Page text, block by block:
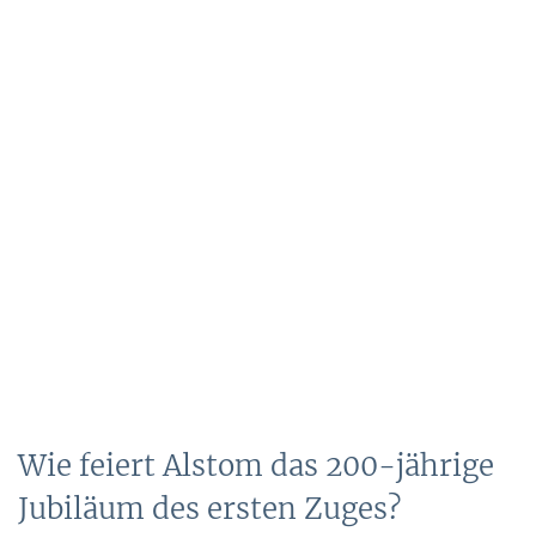
Wie feiert Alstom das 200-jährige
Jubiläum des ersten Zuges?